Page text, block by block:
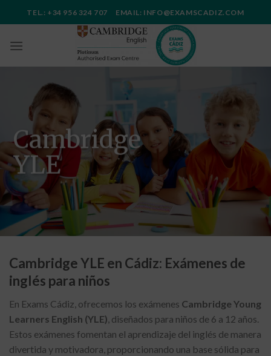
al
TEL.: +34 956 324 707 EMAIL: INFO@EXAMSCADIZ.COM
Cambridge
YLE
Cambridge YLE en Cádiz: Exámenes de
inglés para niños
En Exams Cádiz, ofrecemos los exámenes Cambridge Young
Learners English (YLE), diseñados para niños de 6 a 12 años.
Estos exámenes fomentan el aprendizaje del inglés de manera
divertida y motivadora, proporcionando una base sólida para